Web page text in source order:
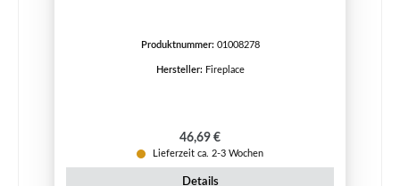
Produktnummer: 01008278
Hersteller: Fireplace
Regulärer Preis:
46,69 €
Lieferzeit ca. 2-3 Wochen
Details